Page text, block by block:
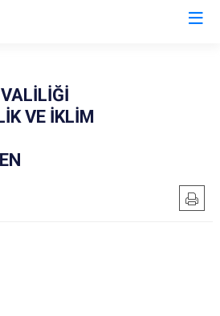
VE İKLİM